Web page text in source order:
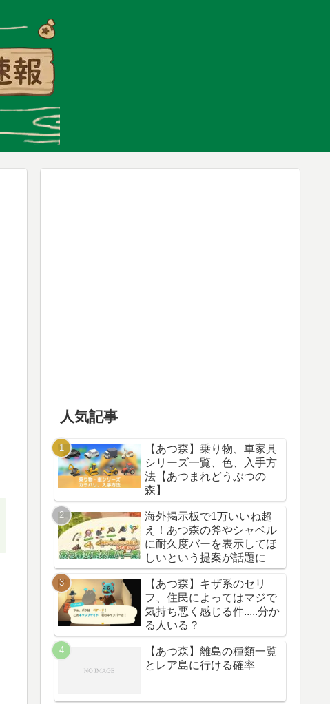
人気記事
【あつ森】乗り物、車家具
シリーズ一覧、色、入手方
法【あつまれどうぶつの
森】
海外掲示板で1万いいね超
え！あつ森の斧やシャベル
に耐久度バーを表示してほ
しいという提案が話題に
【あつ森】キザ系のセリ
フ、住民によってはマジで
気持ち悪く感じる件.....分か
る人いる？
【あつ森】離島の種類一覧
とレア島に行ける確率